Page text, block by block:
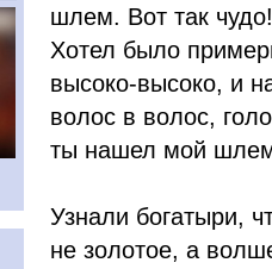
шлем. Вот так
Хотел было
высоко-высоко, и
волос в волос,
ты нашел мой
Узнали богатыри,
не золотое, а